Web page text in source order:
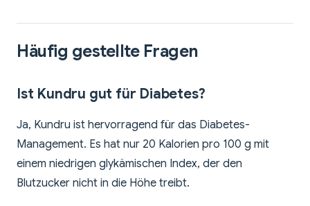
Häufig gestellte Fragen
Ist Kundru gut für Diabetes?
Ja, Kundru ist hervorragend für das Diabetes-
Management. Es hat nur 20 Kalorien pro 100 g mit
einem niedrigen glykämischen Index, der den
Blutzucker nicht in die Höhe treibt.